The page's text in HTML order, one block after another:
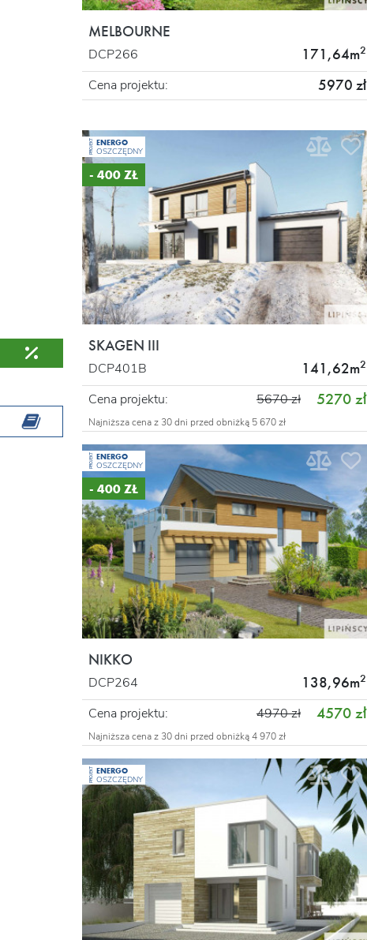
MELBOURNE
DCP266 171,64m2
Cena projektu: 5970 zł
PROJEKT ENERGO
OSZCZĘDNY
- 400 ZŁ
SKAGEN III
DCP401B 141,62m2
Cena projektu: 5270 zł
5670 zł
Najniższa cena z 30 dni przed obniżką 5 670 zł
PROJEKT ENERGO
OSZCZĘDNY
- 400 ZŁ
NIKKO
DCP264 138,96m2
Cena projektu: 4570 zł
4970 zł
Najniższa cena z 30 dni przed obniżką 4 970 zł
PROJEKT ENERGO
OSZCZĘDNY